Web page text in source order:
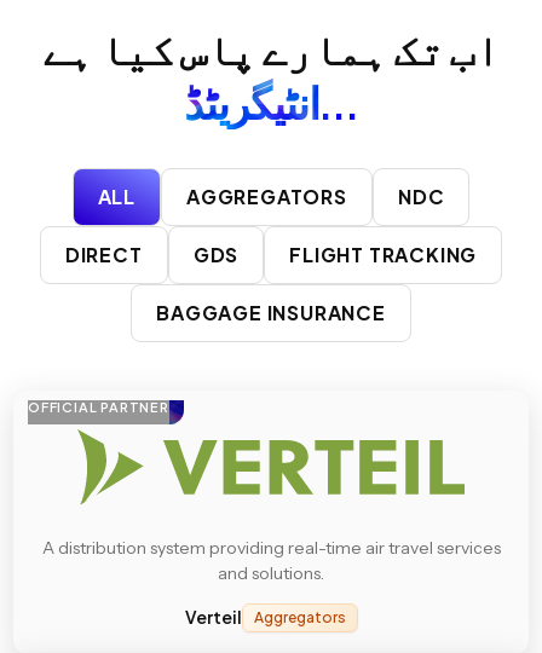
اب تک ہمارے پاس کیا ہے
انٹیگریٹڈ...
ALL AGGREGATORS NDC
DIRECT GDS FLIGHT TRACKING
BAGGAGE INSURANCE
OFFICIAL PARTNER
A distribution system providing real-time air travel services
and solutions.
Verteil Aggregators